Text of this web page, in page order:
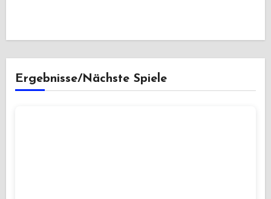
Ergebnisse/Nächste Spiele